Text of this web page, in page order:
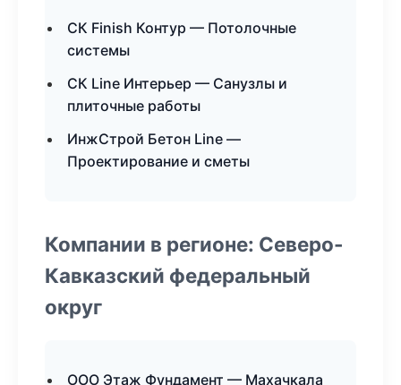
СК Finish Контур — Потолочные
системы
СК Line Интерьер — Санузлы и
плиточные работы
ИнжСтрой Бетон Line —
Проектирование и сметы
Компании в регионе: Северо-
Кавказский федеральный
округ
ООО Этаж Фундамент — Махачкала